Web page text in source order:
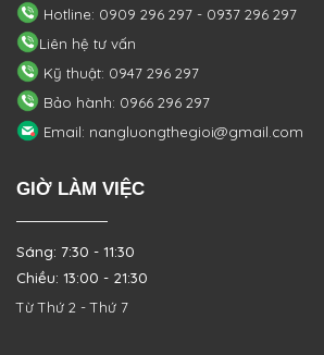
Hotline: 0909 296 297 - 0937 296 297
Liên hệ tư vấn
Kỹ thuật: 0947 296 297
Bảo hành: 0966 296 297
Email: nangluongthegioi@gmail.com
GIỜ LÀM VIỆC
Sáng: 7:30 - 11:30
Chiều: 13:00 - 21:30
Từ Thứ 2 - Thứ 7